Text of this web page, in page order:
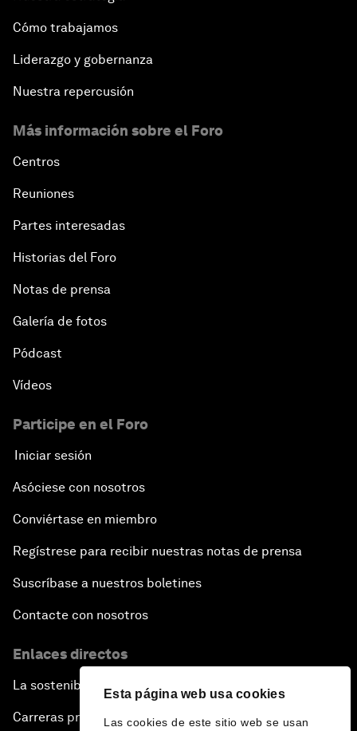
Esta página web usa cookies
Las cookies de este sitio web se usan
Cómo trabajamos
Liderazgo y gobernanza
Nuestra repercusión
Más información sobre el Foro
Centros
Reuniones
Partes interesadas
Historias del Foro
Notas de prensa
Galería de fotos
Pódcast
Vídeos
Participe en el Foro
Iniciar sesión
Asóciese con nosotros
Conviértase en miembro
Regístrese para recibir nuestras notas de prensa
Suscríbase a nuestros boletines
Contacte con nosotros
Enlaces directos
La sostenibilidad en el Foro
Carreras profesionales